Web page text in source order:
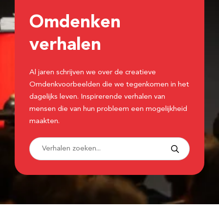
Omdenken
verhalen
Al jaren schrijven we over de creatieve
Omdenkvoorbeelden die we tegenkomen in het
dagelijks leven. Inspirerende verhalen van
mensen die van hun probleem een mogelijkheid
maakten.